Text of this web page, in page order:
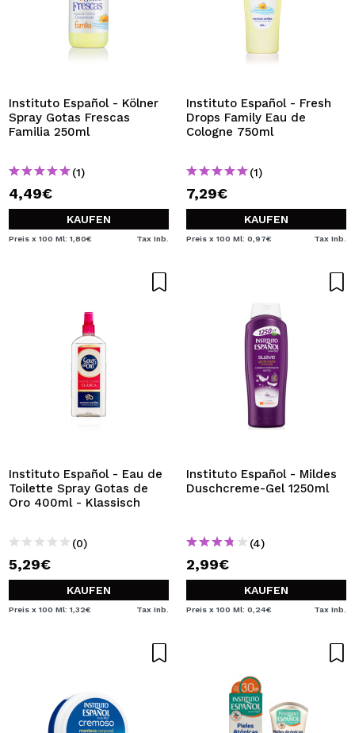
Instituto Español - Kölner
Spray Gotas Frescas
Familia 250ml
(1)
4,49€
KAUFEN
Preis x 100 Ml: 1,80€ Tax Inb.
Instituto Español - Fresh
Drops Family Eau de
Cologne 750ml
(1)
7,29€
KAUFEN
Preis x 100 Ml: 0,97€ Tax Inb.
Instituto Español - Eau de
Toilette Spray Gotas de
Oro 400ml - Klassisch
(0)
5,29€
KAUFEN
Preis x 100 Ml: 1,32€ Tax Inb.
Instituto Español - Mildes
Duschcreme-Gel 1250ml
(4)
2,99€
KAUFEN
Preis x 100 Ml: 0,24€ Tax Inb.